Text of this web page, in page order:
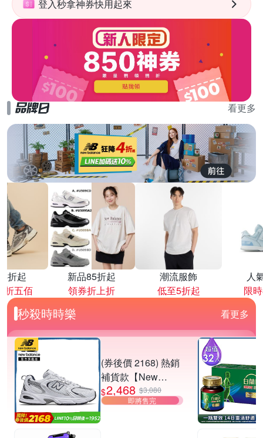
登入秒拿神券快用起來
看更多
折起
折五佰
新品85折起
領券折上折
潮流服飾
低至5折起
人
限
秒殺時時樂 看更多
(券後價 2168) 熱銷
補貨款【New
Balance】復古運動
鞋_中性_白銀
$2,468 $3,080
即將售完